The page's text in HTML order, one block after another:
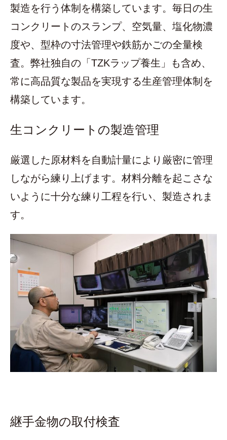
製造を行う体制を構築しています。毎日の生
コンクリートのスランプ、空気量、塩化物濃
度や、型枠の寸法管理や鉄筋かごの全量検
査。弊社独自の「TZKラップ養生」も含め、
常に高品質な製品を実現する生産管理体制を
構築しています。
生コンクリートの製造管理
厳選した原材料を自動計量により厳密に管理
しながら練り上げます。材料分離を起こさな
いように十分な練り工程を行い、製造されま
す。
継手金物の取付検査